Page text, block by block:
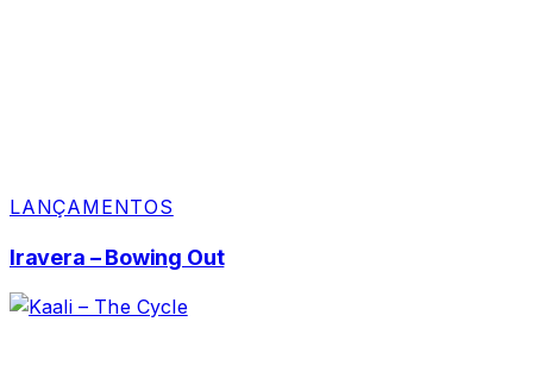
LANÇAMENTOS
Iravera – Bowing Out